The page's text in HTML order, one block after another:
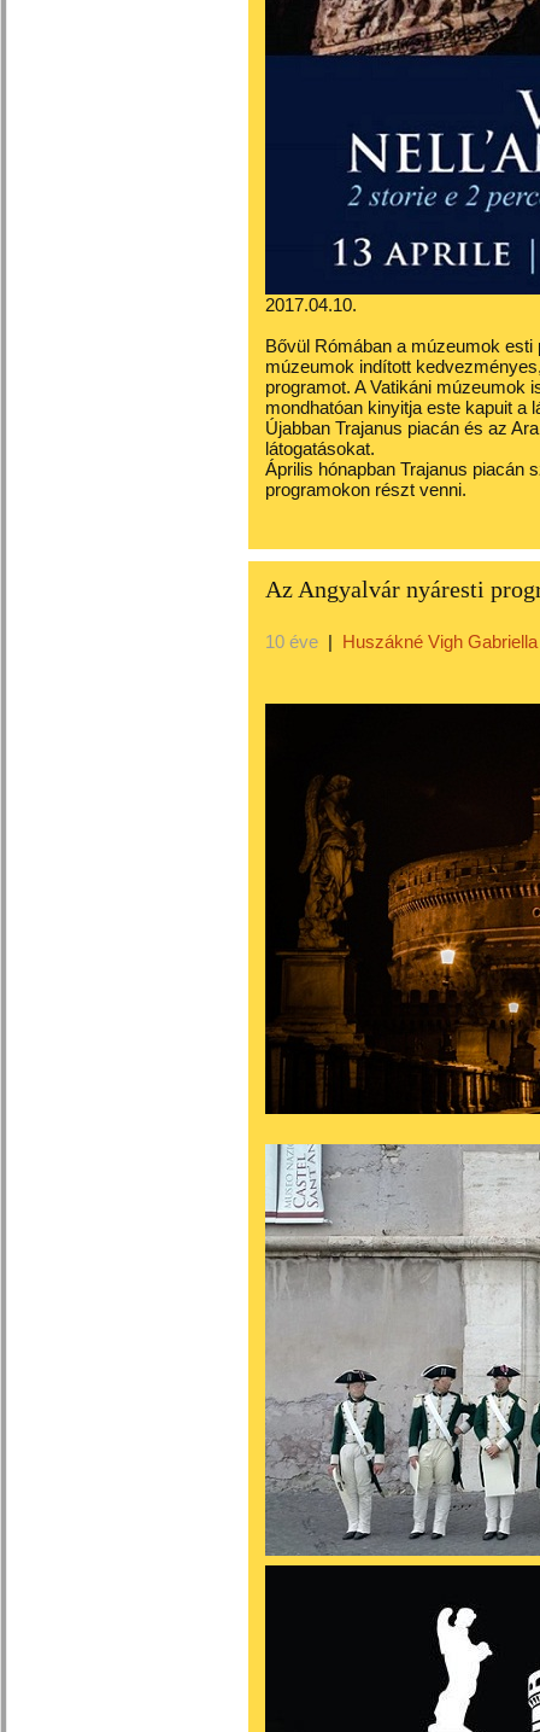
2017.04.10.
Bővül Rómában a múzeumok
múzeumok indított
programot. A Vatikáni múzeumok
mondhatóan kinyitja este kapuit a
Újabban Trajanus piacán és az
látogatásokat.
Április hónapban Trajanus piacán
programokon részt venni.
Az Angyalvár nyáresti
10 éve | Huszákné Vigh Gabriella